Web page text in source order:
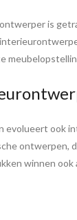
is
evolueert ook
ontwerpen,
winnen ook